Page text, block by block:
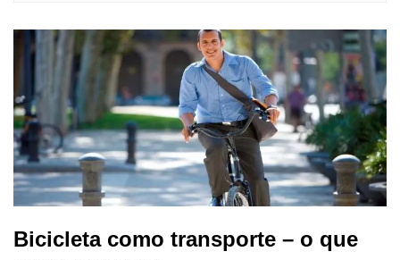
Bicicleta como transporte – o que